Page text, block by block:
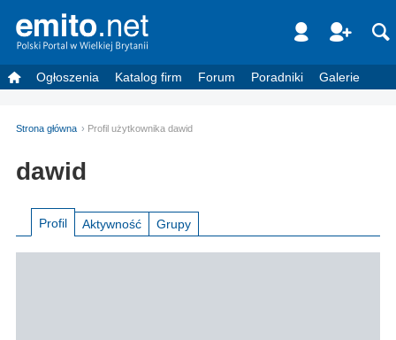
Ogłoszenia Katalog firm Forum Poradniki Galerie
Strona główna Profil użytkownika dawid
dawid
Profil Aktywność Grupy